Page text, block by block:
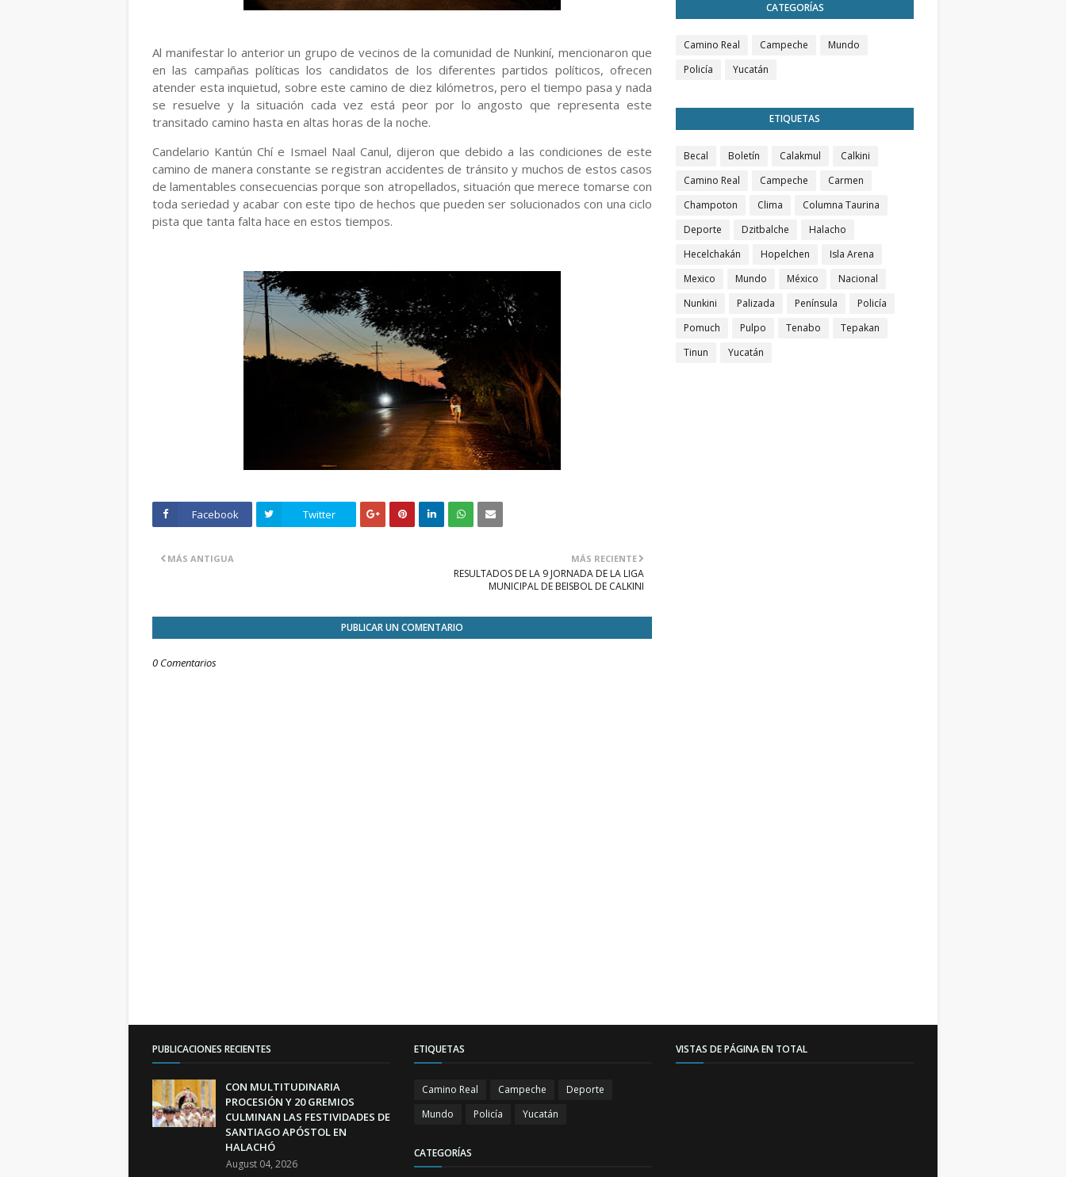
Al manifestar lo anterior un grupo de vecinos de la comunidad de Nunkiní, mencionaron que
en las campañas políticas los candidatos de los diferentes partidos políticos, ofrecen
atender esta inquietud, sobre este camino de diez kilómetros, pero el tiempo pasa y nada
se resuelve y la situación cada vez está peor por lo angosto que representa este
transitado camino hasta en altas horas de la noche.
Candelario Kantún Chí e Ismael Naal Canul, dijeron que debido a las condiciones de este
camino de manera constante se registran accidentes de tránsito y muchos de estos casos
de lamentables consecuencias porque son atropellados, situación que merece tomarse con
toda seriedad y acabar con este tipo de hechos que pueden ser solucionados con una ciclo
pista que tanta falta hace en estos tiempos.
Facebook Twitter
MÁS RECIENTE
RESULTADOS DE LA 9 JORNADA DE LA LIGA
MUNICIPAL DE BEISBOL DE CALKINI
MÁS ANTIGUA
PUBLICAR UN COMENTARIO
0 Comentarios
CATEGORÍAS
Camino Real Campeche
Mundo
Policía
Yucatán
ETIQUETAS
Becal Boletín Calakmul
Calkini
Camino Real
Campeche
Carmen
Champoton
Clima
Columna Taurina
Deporte
Dzitbalche
Halacho
Hecelchakán
Hopelchen
Isla Arena
Mexico
Mundo México
Nacional
Nunkini
Palizada Península
Policía
Pomuch
Pulpo Tenabo
Tepakan
Tinun
Yucatán
PUBLICACIONES RECIENTES
CON MULTITUDINARIA
PROCESIÓN Y 20 GREMIOS
CULMINAN LAS FESTIVIDADES DE
SANTIAGO APÓSTOL EN
HALACHÓ
August 04, 2026
ETIQUETAS
Camino Real Campeche
Deporte
Mundo
Policía Yucatán
CATEGORÍAS
VISTAS DE PÁGINA EN TOTAL